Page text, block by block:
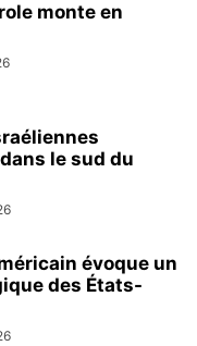
monte en
le sud du
évoque un
des États-